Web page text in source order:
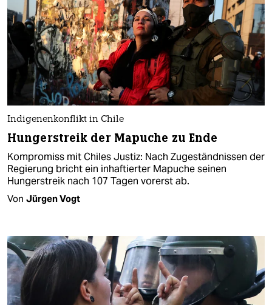
Indigenenkonflikt in Chile
Hungerstreik der Mapuche zu Ende
Kompromiss mit Chiles Justiz: Nach Zugeständnissen der
Regierung bricht ein inhaftierter Mapuche seinen
Hungerstreik nach 107 Tagen vorerst ab.
Von Jürgen Vogt